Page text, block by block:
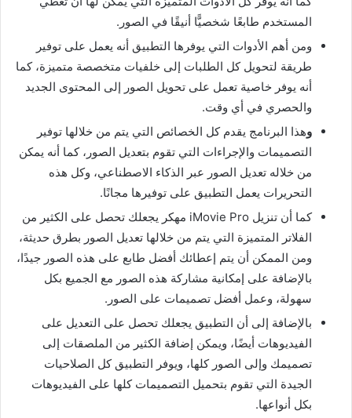
المستخدم طابعًا شخصيًّا أنيقًا في الصور.
ومن أهم الأدوات التي يوفرها التطبيق أنه يعمل على توفير
طريقة لتحويل كل الطلبات إلى خلفيات متخصصة متميزة، كما
أنه يوفر خاصية تعمل على تحويل الصور إلى المحتوى الجديد
والحصري في أي وقت.
وهذا البرنامج يقدم كل الخصائص التي يتم من خلالها توفير
التصميمات والإجراءات التي تقوم بتعديل الصور، كما أنه يمكن
من خلاله تعديل الصور عبر الذكاء الاصطناعي، وكل هذه
التحريرات يعمل التطبيق على توفيرها مجانًا.
كما أن تنزيل iMovie Pro مهكر يجعلك تحصل على الكثير من
الفلاتر المتميزة التي يتم من خلالها تعديل الصور بطرق حديثة،
ومن الممكن أن يتم إعطائك أفضل طابع على هذه الصور جيدًا،
بالإضافة على إمكانية مشاركة هذه الصور مع الجميع بكل
سهولة، وعمل أفضل تصميمات على الصور.
بالإضافة إلى أن التطبيق يجعلك تحصل على التعديل على
الفيديوهات أيضًا، ويمكن إضافة الكثير من الملصقات إلى
تصميمك وإلى الصور كلها، ويوفر التطبيق كل الصلاحيات
الجيدة التي تقوم بتحميل التصميمات كلها على الفيديوهات
بكل أنواعها.